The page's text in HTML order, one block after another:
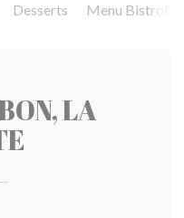
Desserts Menu Bistrot
LA